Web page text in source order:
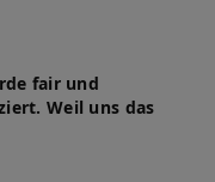
fair und
Weil uns das